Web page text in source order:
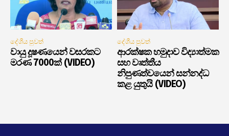
දේශීය පුවත්
වායු දූෂණයෙන් වසරකට
මරණ 7000ක් (VIDEO)
දේශීය පුවත්
ආරක්ෂක හමුදාව විද්‍යාත්මක
සහ වෘත්තීය
නිපුණත්වයෙන් සන්නද්ධ
කළ යුතුයි (VIDEO)